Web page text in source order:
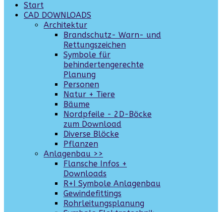
Start
CAD DOWNLOADS
Architektur
Brandschutz- Warn- und
Rettungszeichen
Symbole für
behindertengerechte
Planung
Personen
Natur + Tiere
Bäume
Nordpfeile - 2D-Böcke
zum Download
Diverse Blöcke
Pflanzen
Anlagenbau >>
Flansche Infos +
Downloads
R+I Symbole Anlagenbau
Gewindefittings
Rohrleitungsplanung